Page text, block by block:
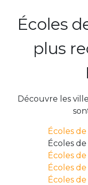
Écoles
plus
Découvre les
Écoles
Écoles
Écoles
Écoles
Écoles